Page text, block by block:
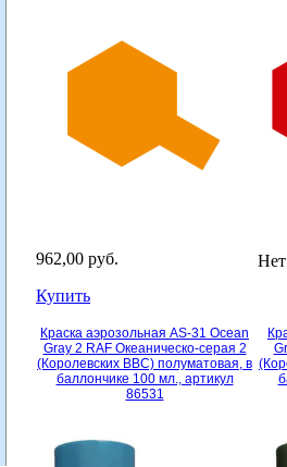
962,00 руб.
Купить
Краска аэрозольная AS-31 Ocean
Gray 2 RAF Океаническо-серая 2
(Королевских ВВС) полуматовая, в
баллончике 100 мл., артикул
86531